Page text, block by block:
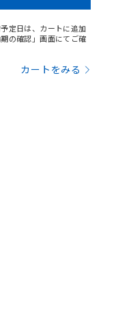
定日は、カートに追加
の確認」画面にてご確
カートをみる